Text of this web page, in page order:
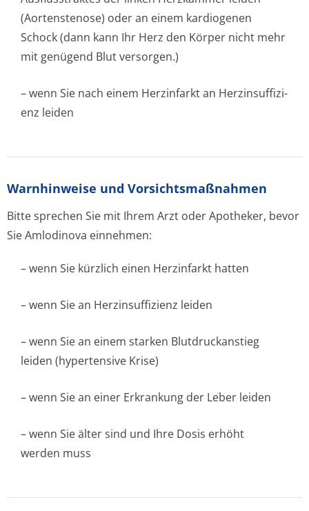
(Aortenstenose) oder an einem kardiogenen
Schock (dann kann Ihr Herz den Körper nicht mehr
mit genügend Blut versorgen.)
– wenn Sie nach einem Herzinfarkt an Herzinsuffizi­
enz leiden
Warnhinweise und Vorsichtsmaßnahmen
Bitte sprechen Sie mit Ihrem Arzt oder Apotheker, bevor
Sie Amlodinova einnehmen:
– wenn Sie kürzlich einen Herzinfarkt hatten
– wenn Sie an Herzinsuffizienz leiden
– wenn Sie an einem starken Blutdruckanstieg
leiden (hypertensive Kri­se)
– wenn Sie an einer Erkrankung der Leber leiden
– wenn Sie älter sind und Ihre Dosis erhöht
werden muss